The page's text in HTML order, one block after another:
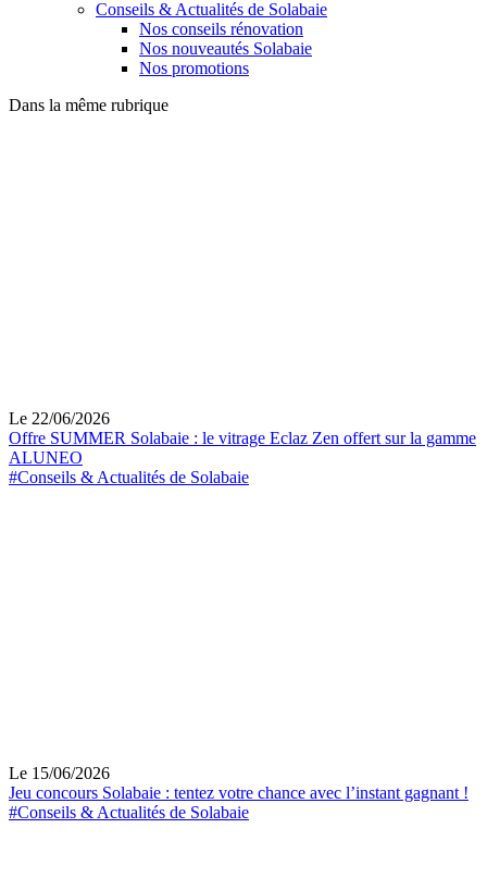
Conseils & Actualités de Solabaie
Nos conseils rénovation
Nos nouveautés Solabaie
Nos promotions
Dans la même rubrique
Le 22/06/2026
Offre SUMMER Solabaie : le vitrage Eclaz Zen offert sur la gamme
ALUNEO
#Conseils & Actualités de Solabaie
Le 15/06/2026
Jeu concours Solabaie : tentez votre chance avec l’instant gagnant !
#Conseils & Actualités de Solabaie